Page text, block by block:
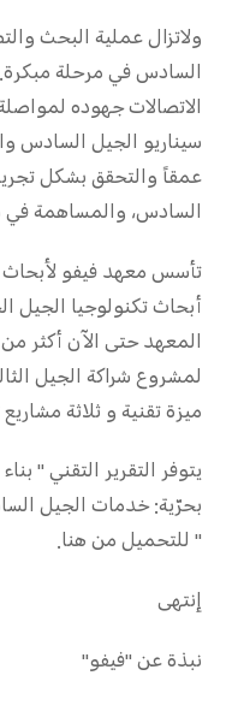
ولاتزال عملية البحث
السادس في مرحلة
الاتصالات جهوده
سيناريو الجيل السادس
عمقاً والتحقق بشكل
السادس، والمساهمة في
أبحاث تكنولوجيا الجيل
ميزة تقنية و ثلاثة
يتوفر التقرير التقني "
بحرّية: خدمات الجيل
" للتحميل من هنا.
إنتهى
نبذة عن "فيفو"